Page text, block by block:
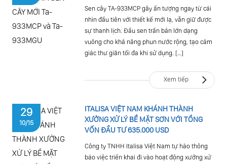
Sen cây TA-933MCP gây ấn tượng ngay từ cái
nhìn đầu tiên với thiết kế mới lạ, vẫn giữ được
sự thanh lịch. Đầu sen trần bản lớn dạng
vuông cho khả năng phun nước rộng, tạo cảm
giác thư giãn tối đa khi sử dụng. […]
Xem tiếp
29
10/15
ITALISA VIỆT NAM KHÁNH THÀNH
XƯỞNG XỬ LÝ BỀ MẶT SƠN VỚI TỔNG
VỐN ĐẦU TƯ 635.000 USD
Công ty TNHH Italisa Việt Nam tự hào thông
báo việc triển khai đi vào hoạt động xưởng xử